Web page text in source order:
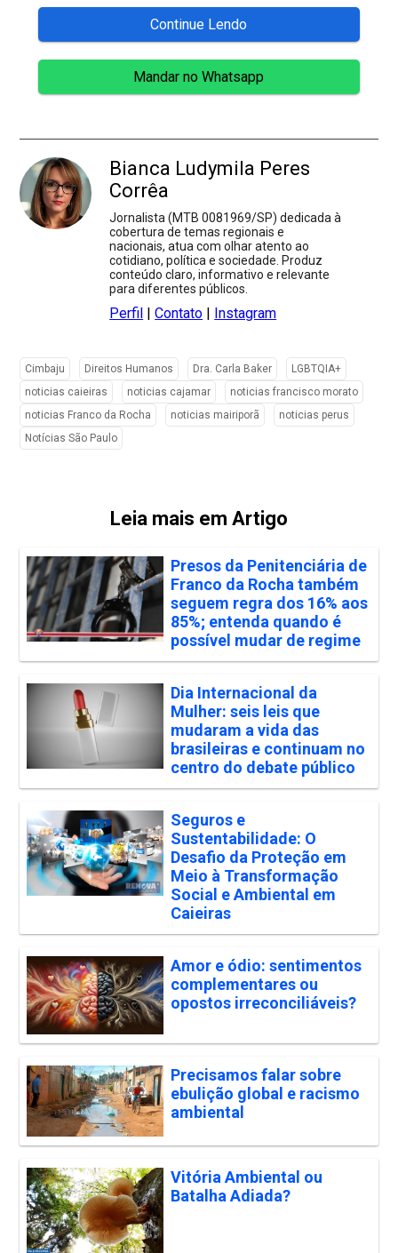
Continue Lendo
Mandar no Whatsapp
Bianca Ludymila Peres
Corrêa
Jornalista (MTB 0081969/SP) dedicada à
cobertura de temas regionais e
nacionais, atua com olhar atento ao
cotidiano, política e sociedade. Produz
conteúdo claro, informativo e relevante
para diferentes públicos.
Perfil |Contato Instagram
Cimbaju Direitos Humanos Dra. Carla Baker
LGBTQIA+
noticias caieiras
noticias cajamar
noticias francisco morato
noticias Franco da Rocha
noticias mairiporã
noticias perus
Notícias São Paulo
Leia mais em Artigo
Presos da Penitenciária de
Franco da Rocha também
seguem regra dos 16% aos
85%; entenda quando é
possível mudar de regime
Dia Internacional da
Mulher: seis leis que
mudaram a vida das
brasileiras e continuam no
centro do debate público
Seguros e
Sustentabilidade: O
Desafio da Proteção em
Meio à Transformação
Social e Ambiental em
Caieiras
Amor e ódio: sentimentos
complementares ou
opostos irreconciliáveis?
Precisamos falar sobre
ebulição global e racismo
ambiental
Vitória Ambiental ou
Batalha Adiada?